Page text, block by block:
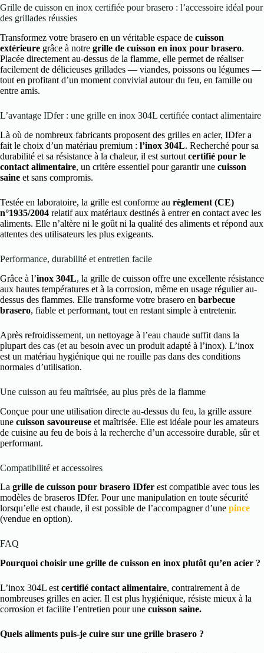
Grille de cuisson en inox certifiée pour brasero : l’accessoire idéal pour
des grillades réussies
Transformez votre brasero en un véritable espace de cuisson
extérieure grâce à notre grille de cuisson en inox pour brasero.
Placée directement au-dessus de la flamme, elle permet de réaliser
facilement de délicieuses grillades — viandes, poissons ou légumes —
tout en profitant d’un moment convivial autour du feu, en famille ou
entre amis.
L’avantage IDfer : une grille en inox 304L certifiée contact alimentaire
Là où de nombreux fabricants proposent des grilles en acier, IDfer a
fait le choix d’un matériau premium : l’inox 304L. Recherché pour sa
durabilité et sa résistance à la chaleur, il est surtout certifié pour le
contact alimentaire, un critère essentiel pour garantir une cuisson
saine et sans compromis.
Testée en laboratoire, la grille est conforme au règlement (CE)
n°1935/2004 relatif aux matériaux destinés à entrer en contact avec les
aliments. Elle n’altère ni le goût ni la qualité des aliments et répond aux
attentes des utilisateurs les plus exigeants.
Performance, durabilité et entretien facile
Grâce à l’inox 304L, la grille de cuisson offre une excellente résistance
aux hautes températures et à la corrosion, même en usage régulier au-
dessus des flammes. Elle transforme votre brasero en barbecue
brasero, fiable et performant, tout en restant simple à entretenir.
Après refroidissement, un nettoyage à l’eau chaude suffit dans la
plupart des cas (et au besoin avec un produit adapté à l’inox). L’inox
est un matériau hygiénique qui ne rouille pas dans des conditions
normales d’utilisation.
Une cuisson au feu maîtrisée, au plus près de la flamme
Conçue pour une utilisation directe au-dessus du feu, la grille assure
une cuisson savoureuse et maîtrisée. Elle est idéale pour les amateurs
de cuisine au feu de bois à la recherche d’un accessoire durable, sûr et
performant.
Compatibilité et accessoires
La grille de cuisson pour brasero IDfer est compatible avec tous les
modèles de braseros IDfer. Pour une manipulation en toute sécurité
lorsqu’elle est chaude, il est possible de l’accompagner d’une pince
(vendue en option).
FAQ
Pourquoi choisir une grille de cuisson en inox plutôt qu’en acier ?
L’inox 304L est certifié contact alimentaire, contrairement à de
nombreuses grilles en acier. Il est plus hygiénique, résiste mieux à la
corrosion et facilite l’entretien pour une cuisson saine.
Quels aliments puis-je cuire sur une grille brasero ?